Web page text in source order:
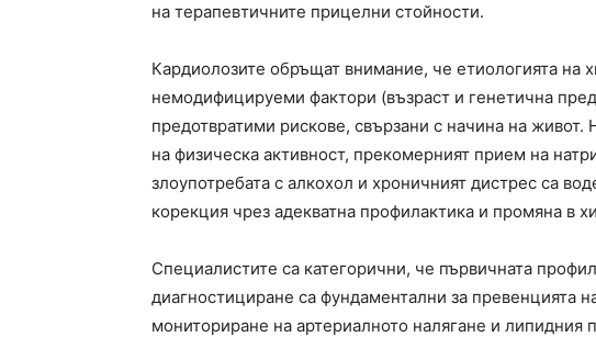
на терапевтичните прицелни стойности.
Кардиолозите обръщат внимание, че етиологията на
немодифицируеми фактори (възраст и генетична
предотвратими рискове, свързани с начина на
на физическа активност, прекомерният прием на
злоупотребата с алкохол и хроничният дистрес са
корекция чрез адекватна профилактика и промяна в
Специалистите са категорични, че първичната
диагностициране са фундаментални за превенцията
мониториране на артериалното налягане и липидния